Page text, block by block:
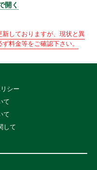
開く
しておりますが、現状と異
料金等をご確認下さい。
シー
て
て
して